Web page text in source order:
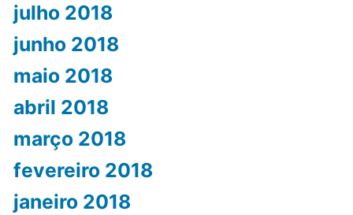
julho 2018
junho 2018
maio 2018
abril 2018
março 2018
fevereiro 2018
janeiro 2018